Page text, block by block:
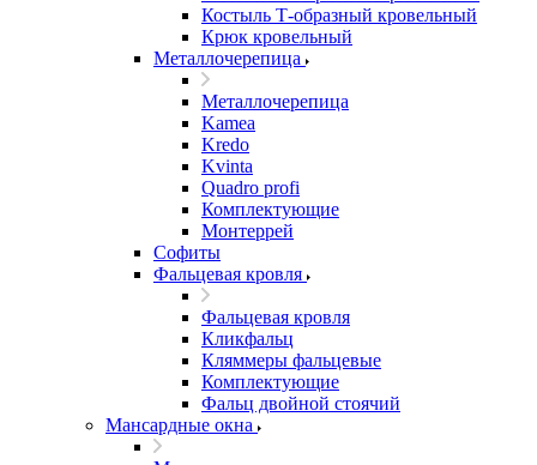
Костыль Т-образный кровельный
Крюк кровельный
Металлочерепица
Металлочерепица
Kamea
Kredo
Kvinta
Quadro profi
Комплектующие
Монтеррей
Софиты
Фальцевая кровля
Фальцевая кровля
Кликфальц
Кляммеры фальцевые
Комплектующие
Фальц двойной стоячий
Мансардные окна